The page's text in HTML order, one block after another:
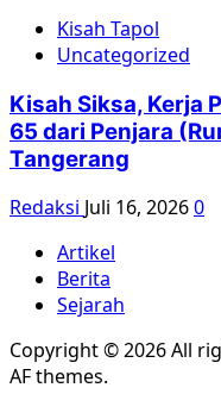
Kisah Tapol
Uncategorized
Kisah Siksa, Kerja
65 dari Penjara
Tangerang
Redaksi Juli 16, 20260
Artikel
Berita
Sejarah
Copyright © 2026 All
AF themes.